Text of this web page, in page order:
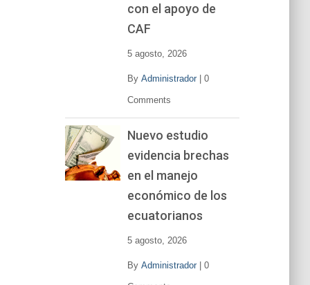
con el apoyo de
CAF
5 agosto, 2026
By Administrador| 0
Comments
Nuevo estudio
evidencia brechas
en el manejo
económico de los
ecuatorianos
5 agosto, 2026
By Administrador| 0